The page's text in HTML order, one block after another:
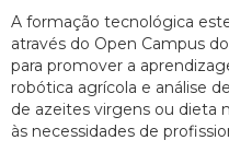
A formação tecnológica
através do Open Campus
para promover a
robótica agrícola e análise
de azeites virgens ou dieta
às necessidades de